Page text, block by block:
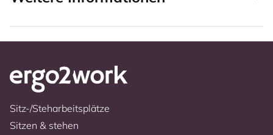
Sitz-/Steharbeitsplätze
Sitzen & stehen